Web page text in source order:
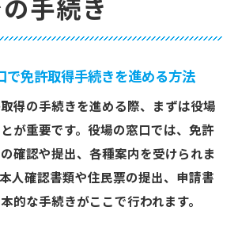
手続き
で免許取得手続きを進める方法
得の手続きを進める際、まずは役場
が重要です。役場の窓口では、免許
確認や提出、各種案内を受けられま
人確認書類や住民票の提出、申請書
的な手続きがここで行われます。